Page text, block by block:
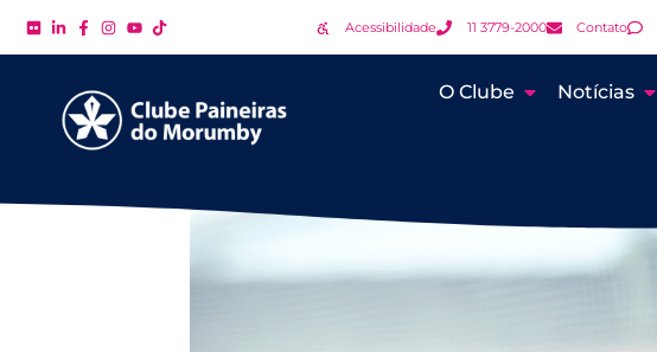
Acessibilidade 11 3779-2000 Contato
O Clube Notícias